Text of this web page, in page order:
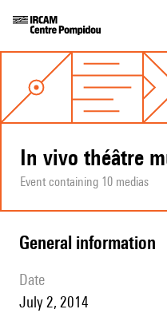
In vivo théâtre
Event containing 10 medias
general information
date
July 2, 2014